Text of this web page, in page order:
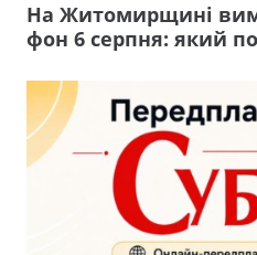
На Житомирщині
фон 6 серпня: який